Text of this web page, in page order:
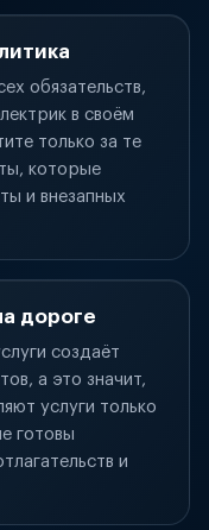
обязательств,
в своём
только за те
которые
и внезапных
дороге
создаёт
а это значит,
услуги только
готовы
и